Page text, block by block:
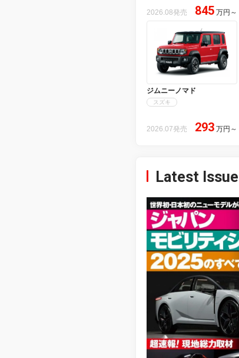
2026.08発売 845 万円 ～
ジムニーノマド
スズキ
2026.07発売 293 万円 ～
Latest Issue